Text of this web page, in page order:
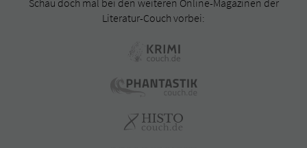
Schau doch mal bei den weiteren Online-Magazinen der
Literatur-Couch vorbei: